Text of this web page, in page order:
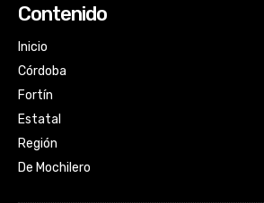
Contenido
Inicio
Córdoba
Fortín
Estatal
Región
De Mochilero